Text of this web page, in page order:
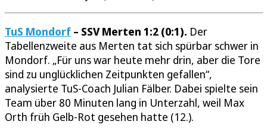
TuS Mondorf – SSV Merten 1:2 (0:1). Der
Tabellenzweite aus Merten tat sich spürbar schwer in
Mondorf. „Für uns war heute mehr drin, aber die Tore
sind zu unglücklichen Zeitpunkten gefallen“,
analysierte TuS-Coach Julian Fälber. Dabei spielte sein
Team über 80 Minuten lang in Unterzahl, weil Max
Orth früh Gelb-Rot gesehen hatte (12.).